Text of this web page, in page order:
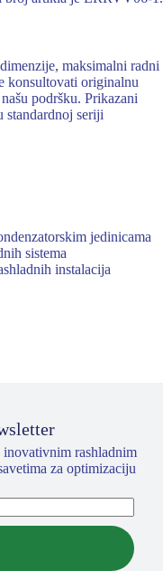
maksimalni radni
konsultovati originalnu
podršku. Prikazani
standardnoj seriji
jedinicama
sistema
instalacija
rashladnim
za optimizaciju